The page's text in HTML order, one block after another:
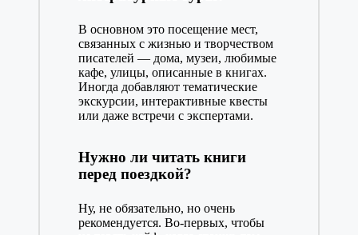
В основном это посещение мест,
связанных с жизнью и творчеством
писателей — дома, музеи, любимые
кафе, улицы, описанные в книгах.
Иногда добавляют тематические
экскурсии, интерактивные квесты
или даже встречи с экспертами.
Нужно ли читать книги
перед поездкой?
Ну, не обязательно, но очень
рекомендуется. Во-первых, чтобы